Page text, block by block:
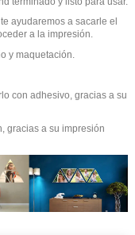
ayudaremos a sacarle el
a la impresión.
y maquetación.
con adhesivo, gracias a su
gracias a su impresión